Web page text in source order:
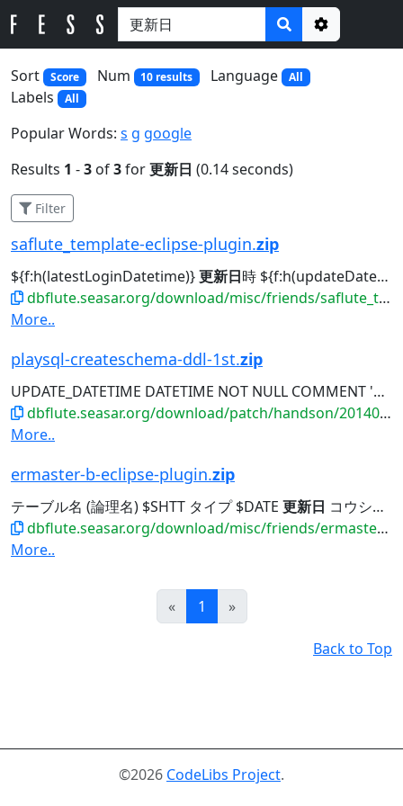
Options
Sort
Score Num 10 results Language All
Labels All
Popular Words: s g google
Results 1 -3 of3for更新日 (0.14 seconds)
Filter
saflute_template-eclipse-plugin.zip
${f:h(latestLoginDatetime)}更新日時 ${f:h(updateDatetime)} 会員一覧へ...新規登録 会員ID 会員名 会員ステータス 正式会員日 会員
dbflute.seasar.org/download/misc/friends/saflute_template-eclipse-plugin.zip
More..
playsql-createschema-ddl-1st.zip
UPDATE_DATETIME DATETIME NOT NULL COMMENT '
更
dbflute.seasar.org/download/patch/handson/20140601_payment/playsql-createschema-ddl-1st.zip
More..
ermaster-b-eclipse-plugin.zip
テーブル名 (論理名) $SHTT タイプ $DATE 更新日 コウシンビ $PTN テーブル名 (物理名) $ITYP...テーブル名 (論理名) $SHTT タイプ $DATE
dbflute.seasar.org/download/misc/friends/ermaster-b-eclipse-plugin.zip
More..
«Prev
1 Next
»
Back to Top
©2026 CodeLibs Project.